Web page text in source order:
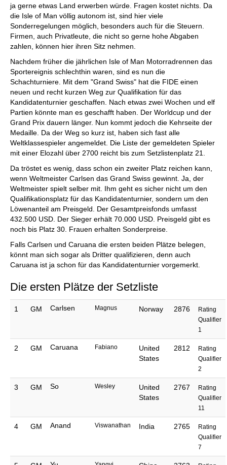
ja gerne etwas Land erwerben würde. Fragen kostet nichts. Da
die Isle of Man völlig autonom ist, sind hier viele
Sonderregelungen möglich, besonders auch für die Steuern.
Firmen, auch Privatleute, die nicht so gerne hohe Abgaben
zahlen, können hier ihren Sitz nehmen.
Nachdem früher die jährlichen Isle of Man Motorradrennen das
Sportereignis schlechthin waren, sind es nun die
Schachturniere. Mit dem "Grand Swiss" hat die FIDE einen
neuen und recht kurzen Weg zur Qualifikation für das
Kandidatenturnier geschaffen. Nach etwas zwei Wochen und elf
Partien könnte man es geschafft haben. Der Worldcup und der
Grand Prix dauern länger. Nun kommt jedoch die Kehrseite der
Medaille. Da der Weg so kurz ist, haben sich fast alle
Weltklassespieler angemeldet. Die Liste der gemeldeten Spieler
mit einer Elozahl über 2700 reicht bis zum Setzlistenplatz 21.
Da tröstet es wenig, dass schon ein zweiter Platz reichen kann,
wenn Weltmeister Carlsen das Grand Swiss gewinnt. Ja, der
Weltmeister spielt selber mit. Ihm geht es sicher nicht um den
Qualifikationsplatz für das Kandidatenturnier, sondern um den
Löwenanteil am Preisgeld. Der Gesamtpreisfonds umfasst
432.500 USD. Der Sieger erhält 70.000 USD. Preisgeld gibt es
noch bis Platz 30. Frauen erhalten Sonderpreise.
Falls Carlsen und Caruana die ersten beiden Plätze belegen,
könnt man sich sogar als Dritter qualifizieren, denn auch
Caruana ist ja schon für das Kandidatenturnier vorgemerkt.
Die ersten Plätze der Setzliste
1 GM Carlsen Magnus Norway 2876
Rating
Qualifier
1
2 GM Caruana Fabiano
United
States
2812
Rating
Qualifier
2
3 GM So Wesley
United
States
2767
Rating
Qualifier
11
4 GM Anand Viswanathan India 2765
Rating
Qualifier
7